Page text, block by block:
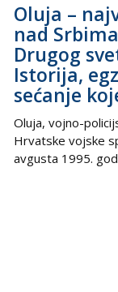
Oluja –
nad
Drugog
Istorija,
sećanje
Oluja, vojno-
Hrvatske vojske
avgusta 1995.